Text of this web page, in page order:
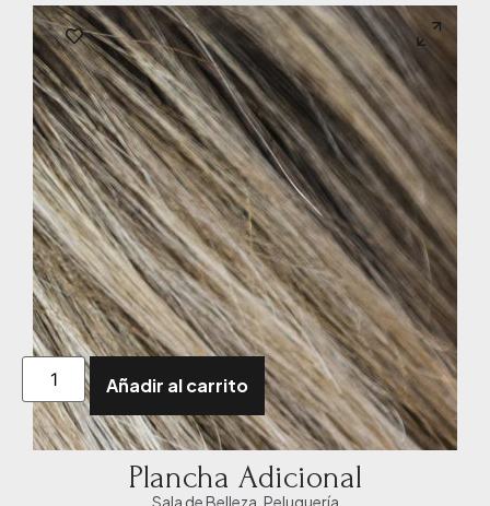
Añadir al carrito
Plancha Adicional
Sala de Belleza Peluquería